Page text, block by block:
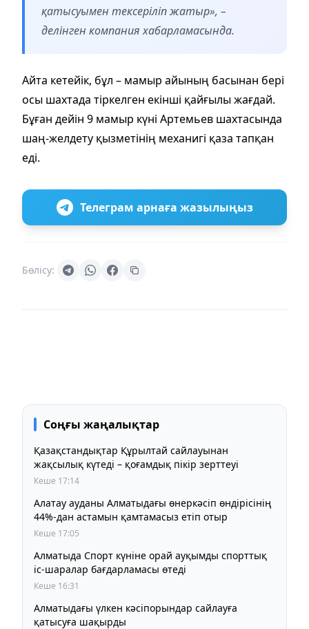
қатысуымен тексеріліп жатыр», –
делінген компания хабарламасында.
Айта кетейік, бұл – мамыр айының басынан бері
осы шахтада тіркелген екінші қайғылы жағдай.
Бұған дейін 9 мамыр күні Артемьев шахтасында
шаң-желдету қызметінің механигі қаза тапқан
еді.
Телеграм арнаға жазылыңыз
Бөлісу:
Соңғы жаңалықтар
Қазақстандықтар Құрылтай сайлауынан
жақсылық күтеді – қоғамдық пікір зерттеуі
Кеше 17:14
Алатау ауданы Алматыдағы өнеркәсіп өндірісінің
44%-дан астамын қамтамасыз етіп отыр
Кеше 17:05
Алматыда Спорт күніне орай ауқымды спорттық
іс-шаралар бағдарламасы өтеді
Кеше 16:31
Алматыдағы үлкен кәсіпорындар сайлауға
қатысуға шақырды